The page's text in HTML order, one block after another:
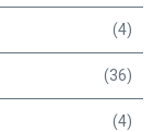
(4)
(36)
(4)